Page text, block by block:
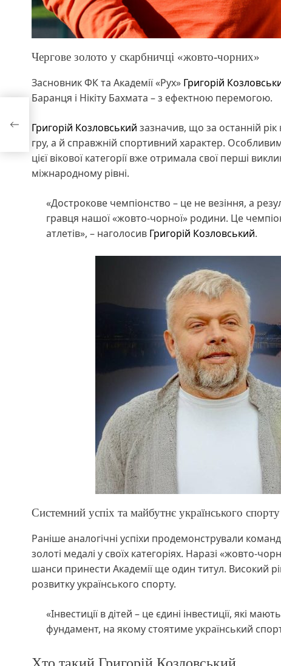
Чергове золото у скарбничці «жовто-чорних»
Засновник ФК та Академії «Рух» Григорій
Баранця і Нікіту Бахмата – з ефектною перемогою.
Григорій Козловський зазначив, що за останній
гру, а й справжній спортивний характер.
цієї вікової категорії вже отримала свої перші
міжнародному рівні.
«Дострокове чемпіонство – це не везіння, а
гравця нашої «жовто-чорної» родини. Це
атлетів», – наголосив Григорій Козловський.
Системний успіх та майбутнє українського спорту
Раніше аналогічні успіхи продемонстрували
золоті медалі у своїх категоріях. Наразі «жовто-
шанси принести Академії ще один титул. Високий
розвитку українського спорту.
«Інвестиції в дітей – це єдині інвестиції, які
фундамент, на якому стоятиме український
Хто такий Григорій Козловський